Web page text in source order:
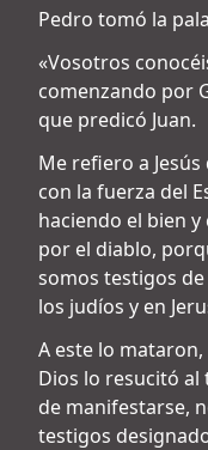
Pedro tomó la
«Vosotros
comenzando por
que predicó Juan.
Me refiero a
con la fuerza del
haciendo el bien
por el diablo,
somos testigos
los judíos y en
A este lo
Dios lo resucitó al
de manifestarse,
testigos